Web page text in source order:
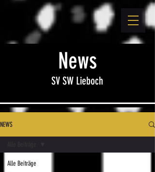
News
SV SW Lieboch
NEWS
Alle Beiträge